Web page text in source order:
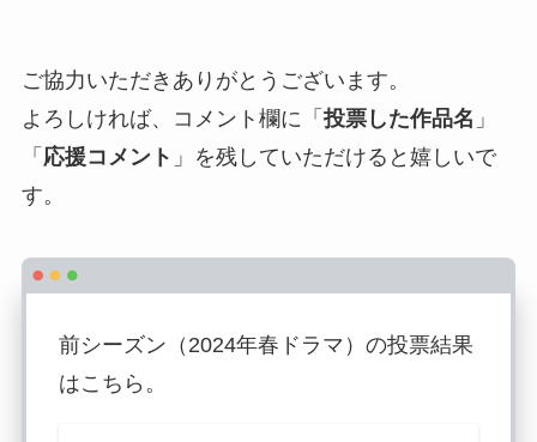
ご協力いただきありがとうございます。
よろしければ、コメント欄に「 投票した作品名 」
「 応援コメント 」を残していただけると嬉しいで
す。
前シーズン（2024年春ドラマ）の投票結果
はこちら。